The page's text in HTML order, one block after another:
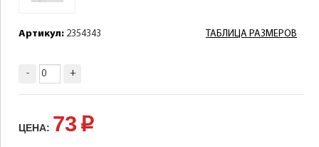
ТАБЛИЦА РАЗМЕРОВ
Артикул: 2354343
- +
ЦЕНА: 73 p